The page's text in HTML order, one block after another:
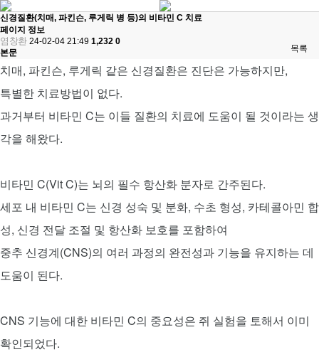
목록
신경질환(치매, 파킨슨, 루게릭 병 등)의 비타민 C 치료
페이지 정보
염창환 24-02-04 21:491,232 0
본문
치매, 파킨슨, 루게릭 같은 신경질환은 진단은 가능하지만,
특별한 치료방법이 없다.
과거부터 비타민 C는 이들 질환의 치료에 도움이 될 것이라는 생
각을 해왔다.
비타민 C(Vit C)는 뇌의 필수 항산화 분자로 간주된다.
세포 내 비타민 C는 신경 성숙 및 분화, 수초 형성, 카테콜아민 합
성, 신경 전달 조절 및 항산화 보호를 포함하여
중추 신경계(CNS)의 여러 과정의 완전성과 기능을 유지하는 데
도움이 된다.
CNS 기능에 대한 비타민 C의 중요성은 쥐 실험을 토해서 이미
확인되었다.